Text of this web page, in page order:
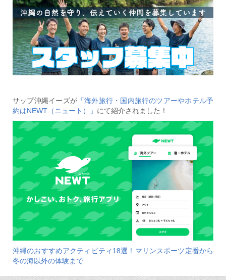
サップ沖縄イーズが 「海外旅行・国内旅行のツアーやホテル予
約はNEWT（ニュート）」 にて紹介されました！
沖縄のおすすめアクティビティ18選！マリンスポーツ定番から
冬の海以外の体験まで